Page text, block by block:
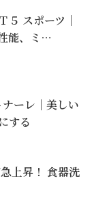
５ スポーツ｜
能、ミ…
ーレ｜美しい
する
上昇！ 食器洗